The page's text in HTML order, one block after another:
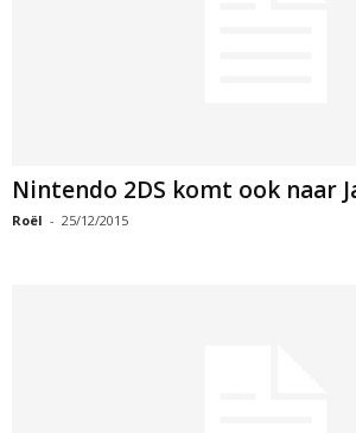
Nintendo 2DS komt ook naar
Roël - 25/12/2015